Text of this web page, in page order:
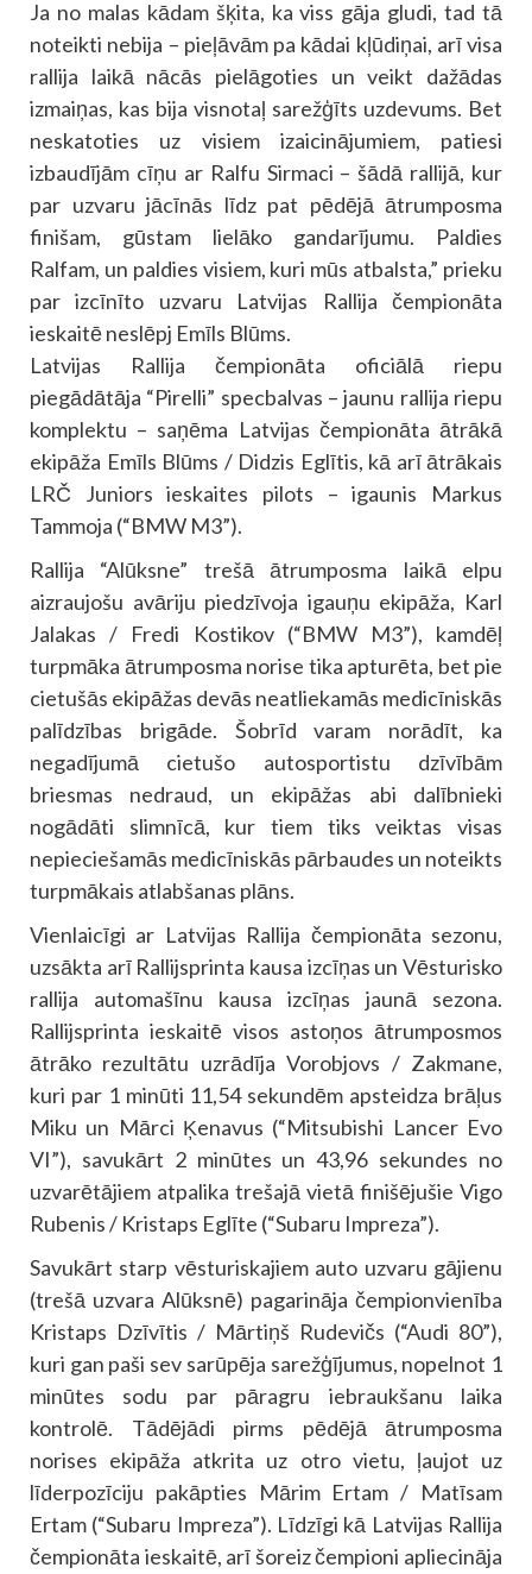
Ja no malas kādam šķita, ka viss gāja gludi, tad tā
noteikti nebija – pieļāvām pa kādai kļūdiņai, arī visa
rallija laikā nācās pielāgoties un veikt dažādas
izmaiņas, kas bija visnotaļ sarežģīts uzdevums. Bet
neskatoties uz visiem izaicinājumiem, patiesi
izbaudījām cīņu ar Ralfu Sirmaci – šādā rallijā, kur
par uzvaru jācīnās līdz pat pēdējā ātrumposma
finišam, gūstam lielāko gandarījumu. Paldies
Ralfam, un paldies visiem, kuri mūs atbalsta,” prieku
par izcīnīto uzvaru Latvijas Rallija čempionāta
ieskaitē neslēpj Emīls Blūms.
Latvijas Rallija čempionāta oficiālā riepu
piegādātāja “Pirelli” specbalvas – jaunu rallija riepu
komplektu – saņēma Latvijas čempionāta ātrākā
ekipāža Emīls Blūms / Didzis Eglītis, kā arī ātrākais
LRČ Juniors ieskaites pilots – igaunis Markus
Tammoja (“BMW M3”).
Rallija “Alūksne” trešā ātrumposma laikā elpu
aizraujošu avāriju piedzīvoja igauņu ekipāža, Karl
Jalakas / Fredi Kostikov (“BMW M3”), kamdēļ
turpmāka ātrumposma norise tika apturēta, bet pie
cietušās ekipāžas devās neatliekamās medicīniskās
palīdzības brigāde. Šobrīd varam norādīt, ka
negadījumā cietušo autosportistu dzīvībām
briesmas nedraud, un ekipāžas abi dalībnieki
nogādāti slimnīcā, kur tiem tiks veiktas visas
nepieciešamās medicīniskās pārbaudes un noteikts
turpmākais atlabšanas plāns.
Vienlaicīgi ar Latvijas Rallija čempionāta sezonu,
uzsākta arī Rallijsprinta kausa izcīņas un Vēsturisko
rallija automašīnu kausa izcīņas jaunā sezona.
Rallijsprinta ieskaitē visos astoņos ātrumposmos
ātrāko rezultātu uzrādīja Vorobjovs / Zakmane,
kuri par 1 minūti 11,54 sekundēm apsteidza brāļus
Miku un Mārci Ķenavus (“Mitsubishi Lancer Evo
VI”), savukārt 2 minūtes un 43,96 sekundes no
uzvarētājiem atpalika trešajā vietā finišējušie Vigo
Rubenis / Kristaps Eglīte (“Subaru Impreza”).
Savukārt starp vēsturiskajiem auto uzvaru gājienu
(trešā uzvara Alūksnē) pagarināja čempionvienība
Kristaps Dzīvītis / Mārtiņš Rudevičs (“Audi 80”),
kuri gan paši sev sarūpēja sarežģījumus, nopelnot 1
minūtes sodu par pāragru iebraukšanu laika
kontrolē. Tādējādi pirms pēdējā ātrumposma
norises ekipāža atkrita uz otro vietu, ļaujot uz
līderpozīciju pakāpties Mārim Ertam / Matīsam
Ertam (“Subaru Impreza”). Līdzīgi kā Latvijas Rallija
čempionāta ieskaitē, arī šoreiz čempioni apliecināja